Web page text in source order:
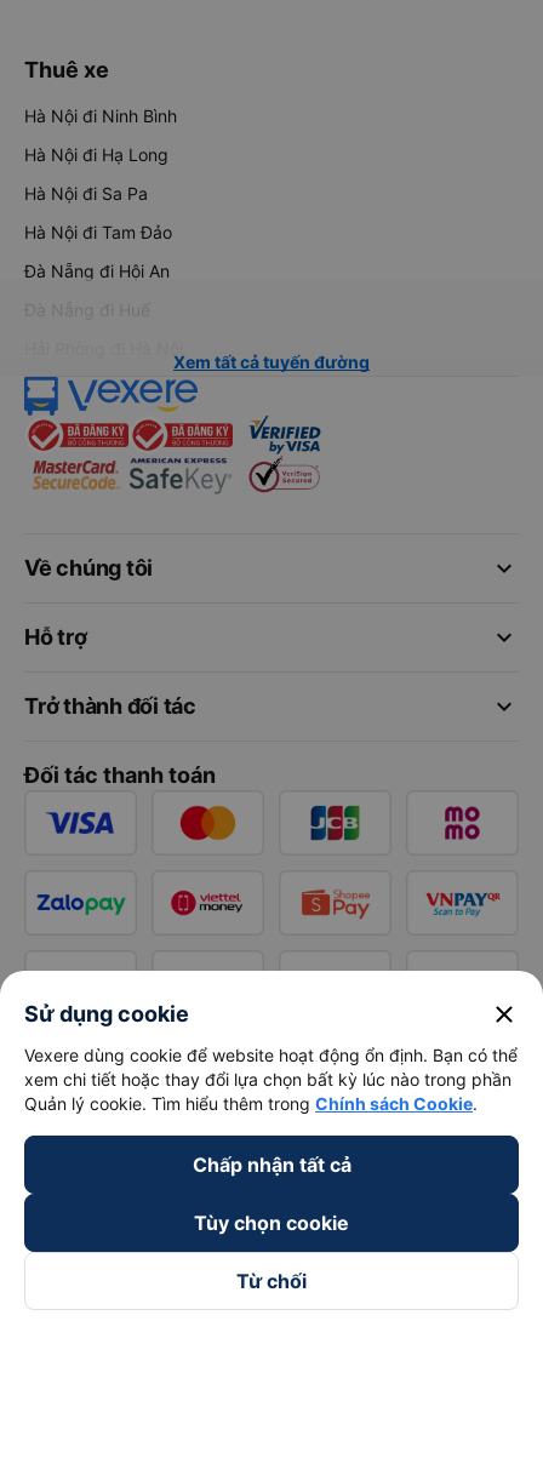
Thuê xe
Hà Nội đi Ninh Bình
Hà Nội đi Hạ Long
Hà Nội đi Sa Pa
Hà Nội đi Tam Đảo
Đà Nẵng đi Hội An
Đà Nẵng đi Huế
Xem tất cả tuyến đường
keyboard_arrow_down
Về chúng tôi
keyboard_arrow_down
Hỗ trợ
keyboard_arrow_down
Trở thành đối tác
Đối tác thanh toán
Sử dụng cookie close
Vexere dùng cookie để website hoạt động ổn định. Bạn có thể
xem chi tiết hoặc thay đổi lựa chọn bất kỳ lúc nào trong phần
Quản lý cookie. Tìm hiểu thêm trong Chính sách Cookie.
Chấp nhận tất cả
Tùy chọn cookie
Từ chối